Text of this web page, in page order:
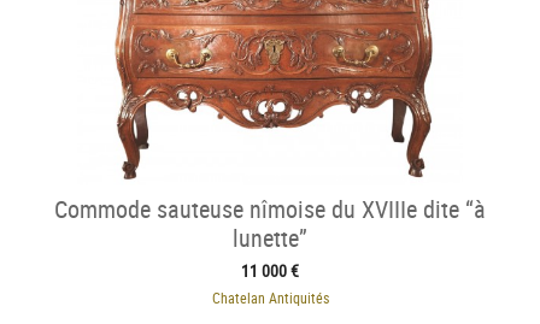
Commode sauteuse nîmoise du XVIIIe dite “à
lunette”
11 000 €
Chatelan Antiquités